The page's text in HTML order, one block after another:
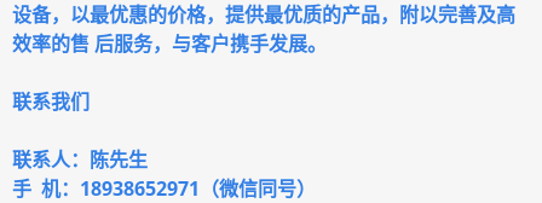
设备，以最优惠的价格，提供最优质的产品，附以完善及高
效率的售 后服务，与客户携手发展。
联系我们
联系人：陈先生
手 机：18938652971（微信同号）